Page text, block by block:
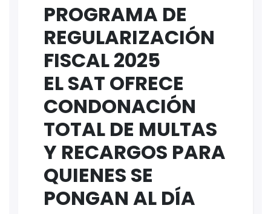
PROGRAMA DE
REGULARIZACIÓN
FISCAL 2025
EL SAT OFRECE
CONDONACIÓN
TOTAL DE MULTAS
Y RECARGOS PARA
QUIENES SE
PONGAN AL DÍA